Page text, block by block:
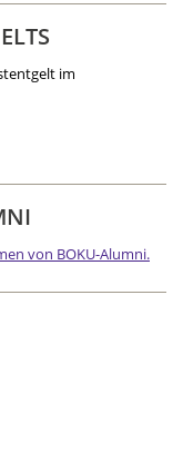
im
von BOKU-Alumni.